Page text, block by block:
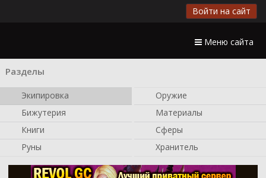
Войти на сайт
Меню сайта
Разделы
Экипировка
Оружие
Бижутерия
Материалы
Книги
Сферы
Руны
Хранитель